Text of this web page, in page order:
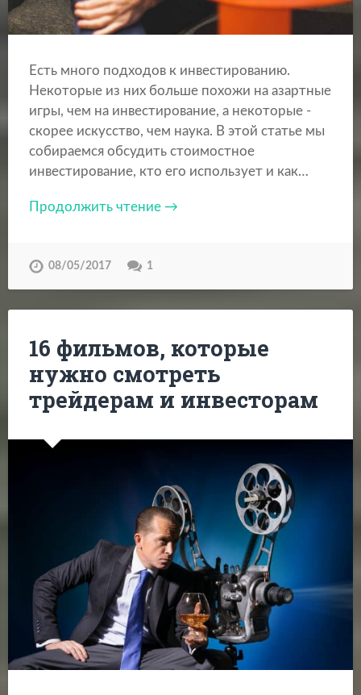
Есть много подходов к инвестированию.
Некоторые из них больше похожи на азартные
игры, чем на инвестирование, а некоторые -
скорее искусство, чем наука. В этой статье мы
собираемся обсудить стоимостное
инвестирование, кто его использует и как…
Продолжить чтение →
08/05/2017 1
16 фильмов, которые
нужно смотреть
трейдерам и инвесторам